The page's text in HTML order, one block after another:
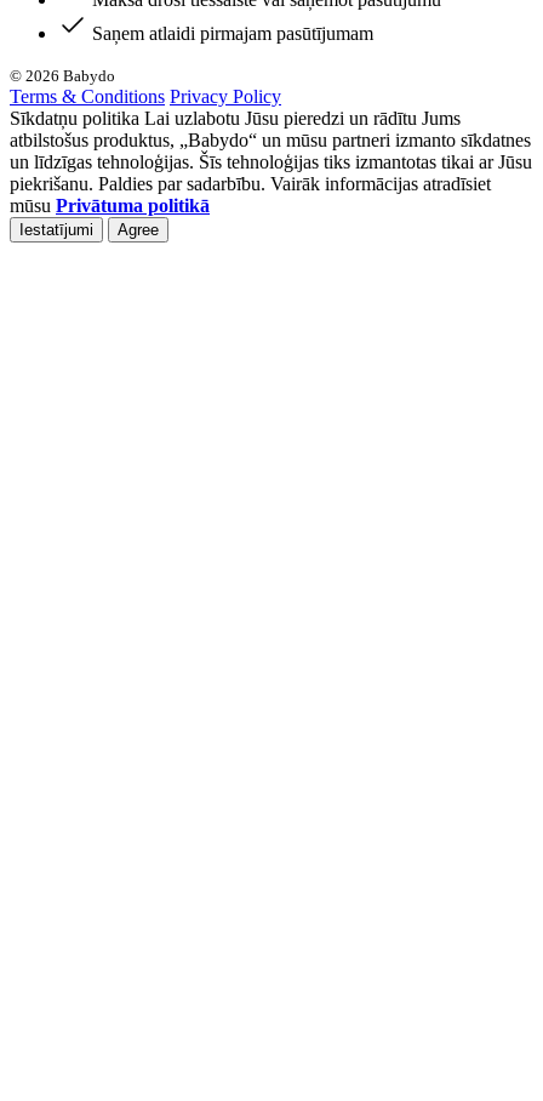
Saņem atlaidi pirmajam pasūtījumam
© 2026 Babydo
Terms & Conditions Privacy Policy
Sīkdatņu politika Lai uzlabotu Jūsu pieredzi un rādītu Jums
atbilstošus produktus, „Babydo“ un mūsu partneri izmanto sīkdatnes
un līdzīgas tehnoloģijas. Šīs tehnoloģijas tiks izmantotas tikai ar Jūsu
piekrišanu. Paldies par sadarbību. Vairāk informācijas atradīsiet
mūsu Privātuma politikā
Iestatījumi Agree